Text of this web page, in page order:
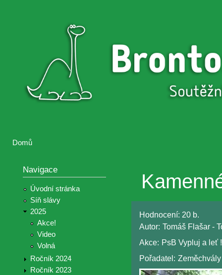
Brontosaurus
Brontosaurus
Domů
Navigace
Úvodní stránka
Síň slávy
2025
Akce!
Video
Volná
Ročník 2024
Ročník 2023
Hodnocení: 20 b.
Autor: Tomáš Flašar -
Akce: PsB Vypluj a leť !
Pořadatel: Zeměchvály